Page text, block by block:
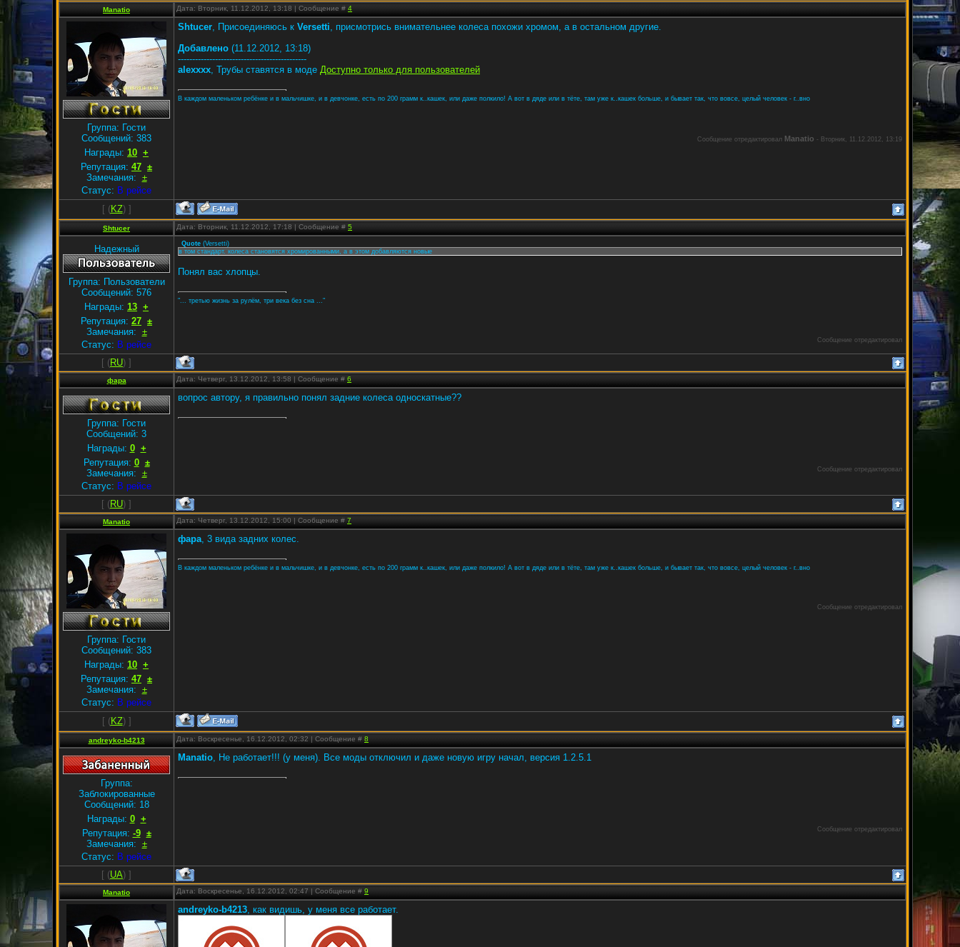
Manatio Дата: Вторник, 11.12.2012, 13:18 | Сообщение # 4
Группа: Гости
Сообщений: 383
Награды: 10 +
Репутация: 47 ±
Замечания: ±
Статус: В рейсе
Shtucer , Присоединяюсь к Versetti , присмотрись внимательнее колеса похожи хромом, а в остальном другие.
Добавлено (11.12.2012, 13:18)
---------------------------------------------
alexxxx , Трубы ставятся в моде Доступно только для пользователей
В каждом маленьком ребёнке и в мальчишке, и в девчонке, есть по 200 грамм к..кашек, или даже полкило! А вот в дяде или в тёте, там уже к..кашек больше, и бывает так, что вовсе, целый человек - г..вно
Сообщение отредактировал Manatio - Вторник, 11.12.2012, 13:19
[ (KZ) ]
Shtucer Дата: Вторник, 11.12.2012, 17:18 | Сообщение # 5
Надежный
Группа: Пользователи
Сообщений: 576
Награды: 13 +
Репутация: 27 ±
Замечания: ±
Статус: В рейсе
Quote (Versetti)
в том стандарт. колеса становятся хромированными, а в этом добавляются новые
Понял вас хлопцы.
"... третью жизнь за рулём, три века без сна ..."
Сообщение отредактировал
[ (RU) ]
фара Дата: Четверг, 13.12.2012, 13:58 | Сообщение # 6
Группа: Гости
Сообщений: 3
Награды: 0 +
Репутация: 0 ±
Замечания: ±
Статус: В рейсе
вопрос автору, я правильно понял задние колеса односкатные??
Сообщение отредактировал
[ (RU) ]
Manatio Дата: Четверг, 13.12.2012, 15:00 | Сообщение # 7
Группа: Гости
Сообщений: 383
Награды: 10 +
Репутация: 47 ±
Замечания: ±
Статус: В рейсе
фара , 3 вида задних колес.
В каждом маленьком ребёнке и в мальчишке, и в девчонке, есть по 200 грамм к..кашек, или даже полкило! А вот в дяде или в тёте, там уже к..кашек больше, и бывает так, что вовсе, целый человек - г..вно
Сообщение отредактировал
[ (KZ) ]
andreyko-b4213 Дата: Воскресенье, 16.12.2012, 02:32 | Сообщение # 8
Группа:
Заблокированные
Сообщений: 18
Награды: 0 +
Репутация: -9 ±
Замечания: ±
Статус: В рейсе
Manatio , Не работает!!! (у меня). Все моды отключил и даже новую игру начал, версия 1.2.5.1
Сообщение отредактировал
[ (UA) ]
Manatio Дата: Воскресенье, 16.12.2012, 02:47 | Сообщение # 9
andreyko-b4213 , как видишь, у меня все работает.